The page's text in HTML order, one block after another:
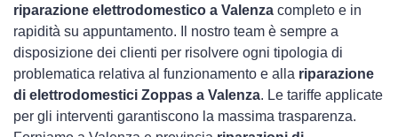
riparazione elettrodomestico a Valenza completo e in
rapidità su appuntamento. Il nostro team è sempre a
disposizione dei clienti per risolvere ogni tipologia di
problematica relativa al funzionamento e alla riparazione
di elettrodomestici Zoppas a Valenza. Le tariffe applicate
per gli interventi garantiscono la massima trasparenza.